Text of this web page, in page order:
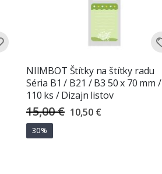
NIIMBOT Štítky na štítky radu
Séria B1 / B21 / B3 50 x 70 mm /
110 ks / Dizajn listov
15,00 € Special
Price
10,50 €
30%